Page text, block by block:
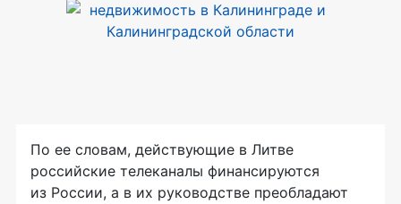
По ее словам, действующие в Литве
российские телеканалы финансируются
из России, а в их руководстве преобладают